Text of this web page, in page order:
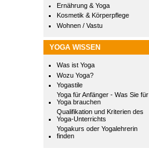
Ernährung & Yoga
Kosmetik & Körperpflege
Wohnen / Vastu
YOGA WISSEN
Was ist Yoga
Wozu Yoga?
Yogastile
Yoga für Anfänger - Was Sie für
Yoga brauchen
Qualifikation und Kriterien des
Yoga-Unterrichts
Yogakurs oder Yogalehrerin
finden